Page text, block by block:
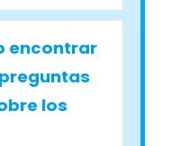
encontrar
los